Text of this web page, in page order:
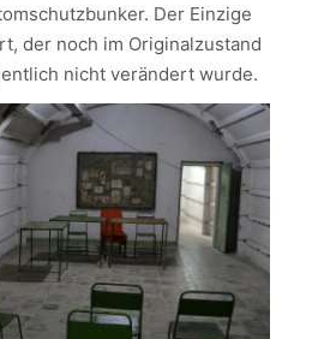
Der Einzige
der noch im Originalzustand
nicht verändert wurde.